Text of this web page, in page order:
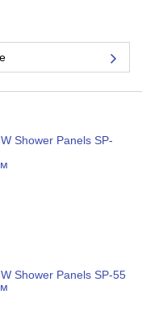
Shower Panels SP-
Shower Panels SP-55